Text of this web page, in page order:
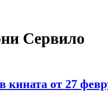
Сервило
кината от 27